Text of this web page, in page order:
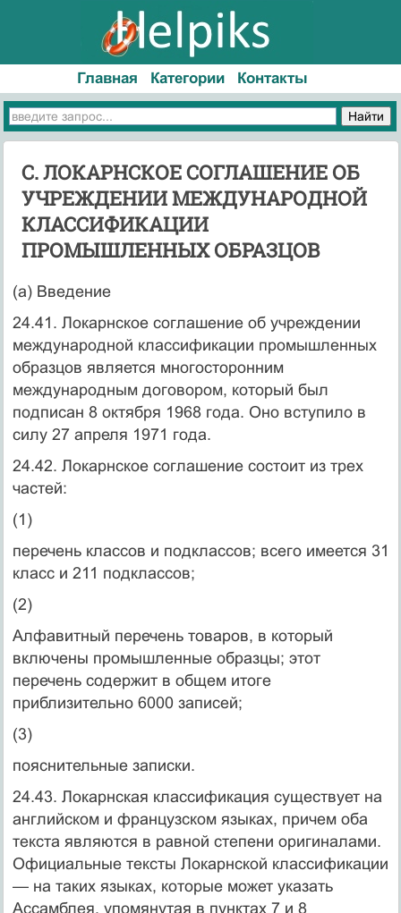
Главная Категории Контакты
С. ЛОКАРНСКОЕ СОГЛАШЕНИЕ ОБ
УЧРЕЖДЕНИИ МЕЖДУНАРОДНОЙ
КЛАССИФИКАЦИИ
ПРОМЫШЛЕННЫХ ОБРАЗЦОВ
(а) Введение
24.41. Локарнское соглашение об учреждении
международной классификации промышленных
образцов является многосторонним
международным договором, который был
подписан 8 октября 1968 года. Оно вступило в
силу 27 апреля 1971 года.
24.42. Локарнское соглашение состоит из трех
частей:
(1)
перечень классов и подклассов; всего имеется 31
класс и 211 подклассов;
(2)
Алфавитный перечень товаров, в который
включены промышленные образцы; этот
перечень содержит в общем итоге
приблизительно 6000 записей;
(3)
пояснительные записки.
24.43. Локарнская классификация существует на
английском и французском языках, причем оба
текста являются в равной степени оригиналами.
Официальные тексты Локарнской классификации
— на таких языках, которые может указать
Ассамблея, упомянутая в пунктах 7 и 8